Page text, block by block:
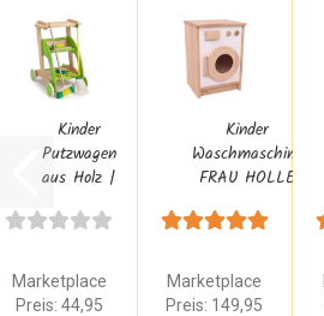
Kinder
Putzwagen
aus Holz |
Spielzeug-
Marketplace
Preis: 44,95
Kinder
Waschmaschine
FRAU HOLLE
Marketplace
Preis: 149,95